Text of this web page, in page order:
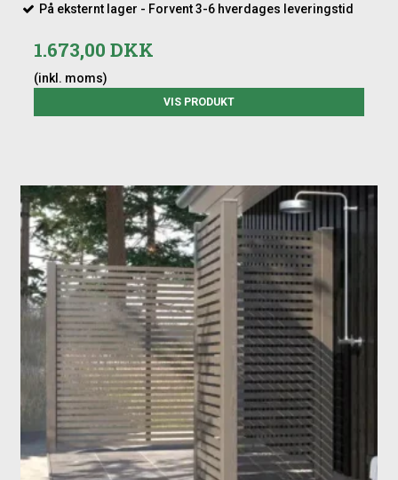
På eksternt lager - Forvent 3-6 hverdages leveringstid
1.673,00 DKK
(inkl. moms)
VIS PRODUKT